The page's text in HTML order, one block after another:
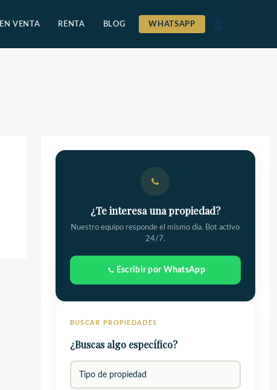
EN VENTA RENTA BLOG WHATSAPP
¿Te interesa una propiedad?
Nuestro equipo responde el mismo día. Bot activo
24/7.
Escribir por WhatsApp
BUSCAR PROPIEDADES
¿Buscas algo específico?